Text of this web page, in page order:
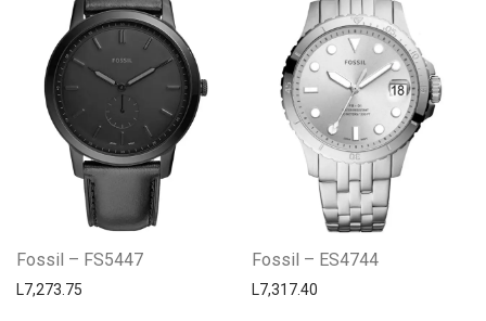
Fossil – FS5447
L7,273.75
Fossil – ES4744
L7,317.40